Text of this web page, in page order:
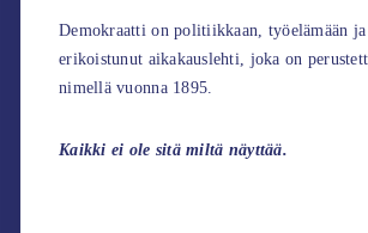
Demokraatti on politiikkaan, työelämään
erikoistunut aikakauslehti, joka on
nimellä vuonna 1895.
Kaikki ei ole sitä miltä näyttää.